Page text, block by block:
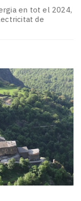
en tot el 2024,
de